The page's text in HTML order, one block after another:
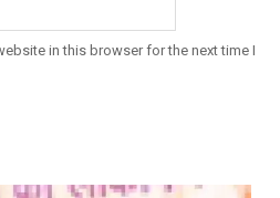
in this browser for the next time I